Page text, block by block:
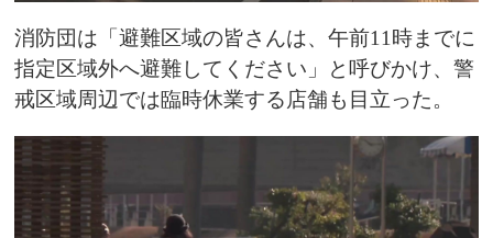
消防団は「避難区域の皆さんは、午前11時までに
指定区域外へ避難してください」と呼びかけ、警
戒区域周辺では臨時休業する店舗も目立った。